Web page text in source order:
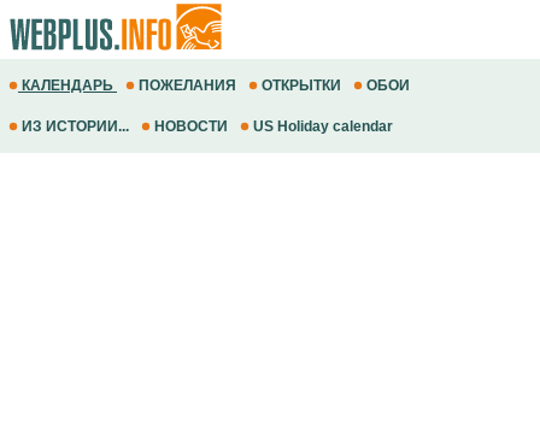
КАЛЕНДАРЬ ПОЖЕЛАНИЯ ОТКРЫТКИ ОБОИ
ИЗ ИСТОРИИ... НОВОСТИ US Holiday calendar